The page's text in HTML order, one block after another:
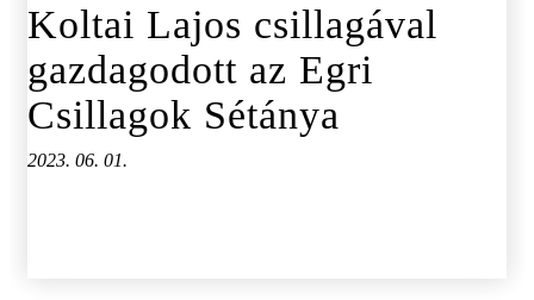
Koltai Lajos csillagával
gazdagodott az Egri
Csillagok Sétánya
2023. 06. 01.